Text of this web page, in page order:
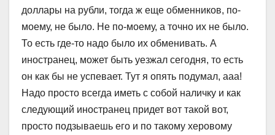
доллары на рубли, тогда ж еще обменников, по-
моему, не было. Не по-моему, а точно их не было.
То есть где-то надо было их обменивать. А
иностранец, может быть уезжал сегодня, то есть
он как бы не успевает. Тут я опять подумал, ааа!
Надо просто всегда иметь с собой наличку и как
следующий иностранец придет вот такой вот,
просто подзываешь его и по такому херовому